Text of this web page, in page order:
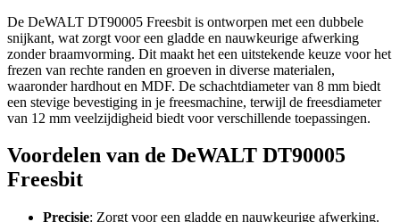
De DeWALT DT90005 Freesbit is ontworpen met een dubbele
snijkant, wat zorgt voor een gladde en nauwkeurige afwerking
zonder braamvorming. Dit maakt het een uitstekende keuze voor het
frezen van rechte randen en groeven in diverse materialen,
waaronder hardhout en MDF. De schachtdiameter van 8 mm biedt
een stevige bevestiging in je freesmachine, terwijl de freesdiameter
van 12 mm veelzijdigheid biedt voor verschillende toepassingen.
Voordelen van de DeWALT DT90005
Freesbit
Precisie: Zorgt voor een gladde en nauwkeurige afwerking.